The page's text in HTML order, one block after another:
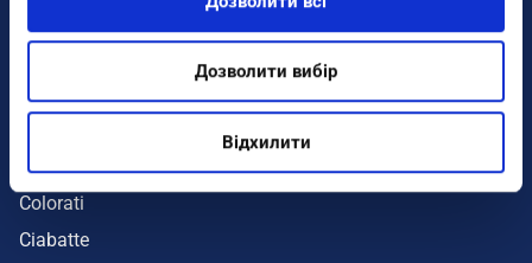
Дозволити вибір
Відхилити
UOMO
Colorati
Ciabatte